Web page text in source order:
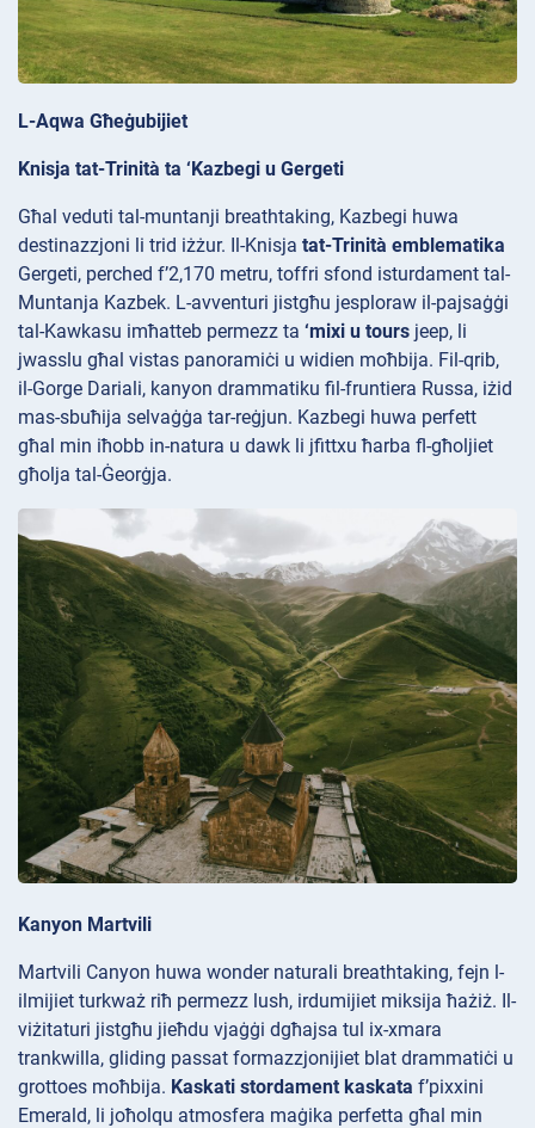
L-Aqwa Għeġubijiet
Knisja tat-Trinità ta ‘Kazbegi u Gergeti
Għal veduti tal-muntanji breathtaking, Kazbegi huwa
destinazzjoni li trid iżżur. Il-Knisja tat-Trinità emblematika
Gergeti, perched f’2,170 metru, toffri sfond isturdament tal-
Muntanja Kazbek. L-avventuri jistgħu jesploraw il-pajsaġġi
tal-Kawkasu imħatteb permezz ta ‘mixi u tours jeep, li
jwasslu għal vistas panoramiċi u widien moħbija. Fil-qrib,
il-Gorge Dariali, kanyon drammatiku fil-fruntiera Russa, iżid
mas-sbuħija selvaġġa tar-reġjun. Kazbegi huwa perfett
għal min iħobb in-natura u dawk li jfittxu ħarba fl-għoljiet
għolja tal-Ġeorġja.
Kanyon Martvili
Martvili Canyon huwa wonder naturali breathtaking, fejn l-
ilmijiet turkważ riħ permezz lush, irdumijiet miksija ħażiż. Il-
viżitaturi jistgħu jieħdu vjaġġi dgħajsa tul ix-xmara
trankwilla, gliding passat formazzjonijiet blat drammatiċi u
grottoes moħbija. Kaskati stordament kaskata f’pixxini
Emerald, li joħolqu atmosfera maġika perfetta għal min